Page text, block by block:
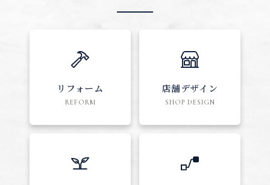
リフォーム
REFORM
店舗デザイン
SHOP DESIGN